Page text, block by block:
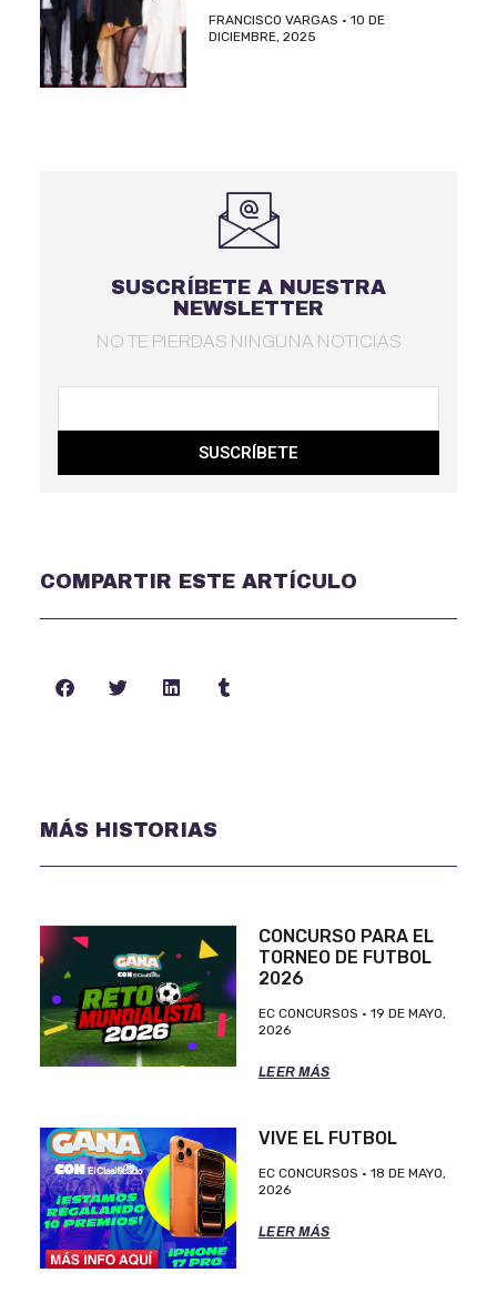
FRANCISCO VARGAS
10 DE
DICIEMBRE, 2025
SUSCRÍBETE A NUESTRA
NEWSLETTER
NO TE PIERDAS NINGUNA NOTICIAS
SUSCRÍBETE
COMPARTIR ESTE ARTÍCULO
MÁS HISTORIAS
CONCURSO PARA EL
TORNEO DE FUTBOL
2026
EC CONCURSOS
19 DE MAYO,
2026
LEER MÁS
VIVE EL FUTBOL
EC CONCURSOS
18 DE MAYO,
2026
LEER MÁS